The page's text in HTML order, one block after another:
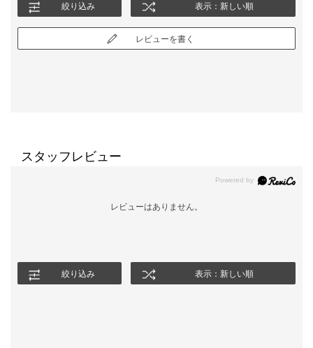
絞り込み 表示：新しい順
レビューを書く
スタッフレビュー
レビューはありません。
絞り込み 表示：新しい順